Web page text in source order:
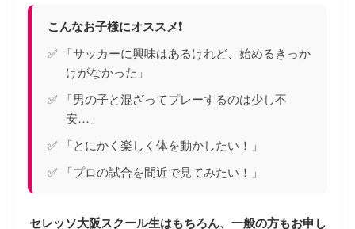
こんなお子様にオススメ❗️
✅ 「サッカーに興味はあるけれど、始めるきっか
けがなかった」
✅ 「男の子と混ざってプレーするのは少し不
安…」
✅ 「とにかく楽しく体を動かしたい！」
✅ 「プロの試合を間近で見てみたい！」
セレッソ大阪スクール生はもちろん、一般の方もお申し